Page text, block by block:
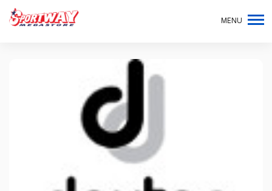
MENU